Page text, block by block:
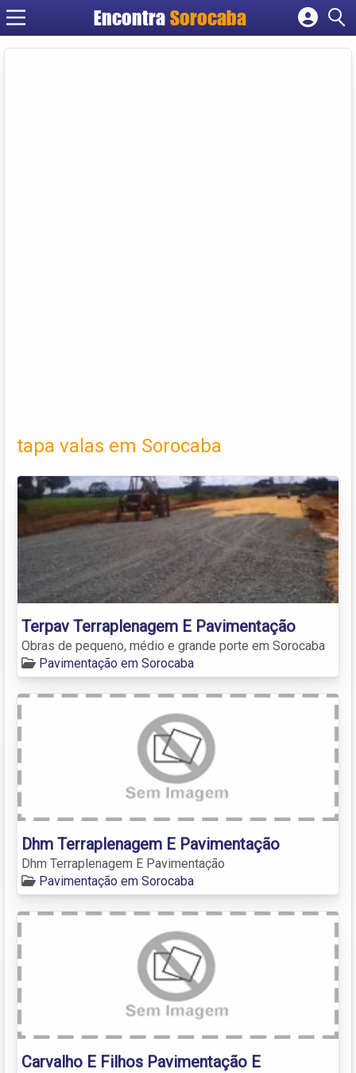
EncontraSorocaba
Cadastrar empresa
tapa valas em Sorocaba
Terpav Terraplenagem E Pavimentação
Obras de pequeno, médio e grande porte em Sorocaba
Pavimentação em Sorocaba
Dhm Terraplenagem E Pavimentação
Dhm Terraplenagem E Pavimentação
Pavimentação em Sorocaba
Carvalho E Filhos Pavimentação E